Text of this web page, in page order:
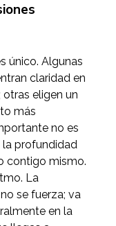
único. Algunas
claridad en
eligen un
más
no es
la profundidad
contigo mismo.
La
se fuerza; va
en la